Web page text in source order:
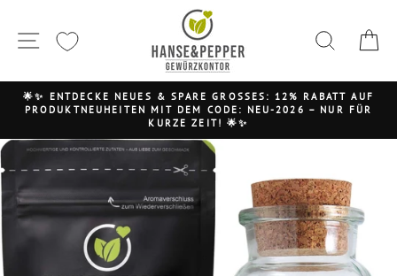
Inhalt
Seitennavigation Suche
Pause
🌟✨ ENTDECKE NEUES & SPARE GROSSES: 12% RABATT AUF P
RODUKTNEUHEITEN MIT DEM CODE: NEU-2026 – NUR FÜR K
URZE ZEIT! 🌟✨